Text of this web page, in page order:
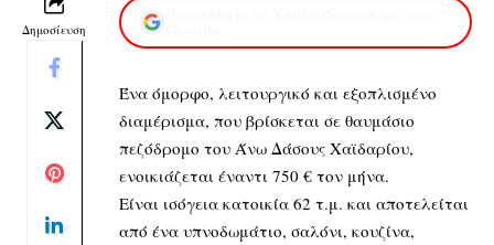
Δημοσίευση
Ένα όμορφο, λειτουργικό και εξοπλισμένο
διαμέρισμα, που βρίσκεται σε θαυμάσιο
πεζόδρομο του Άνω Δάσους Χαϊδαρίου,
ενοικιάζεται έναντι 750 € τον μήνα.
Είναι ισόγεια κατοικία 62 τ.μ. και αποτελείται
από ένα υπνοδωμάτιο, σαλόνι, κουζίνα,